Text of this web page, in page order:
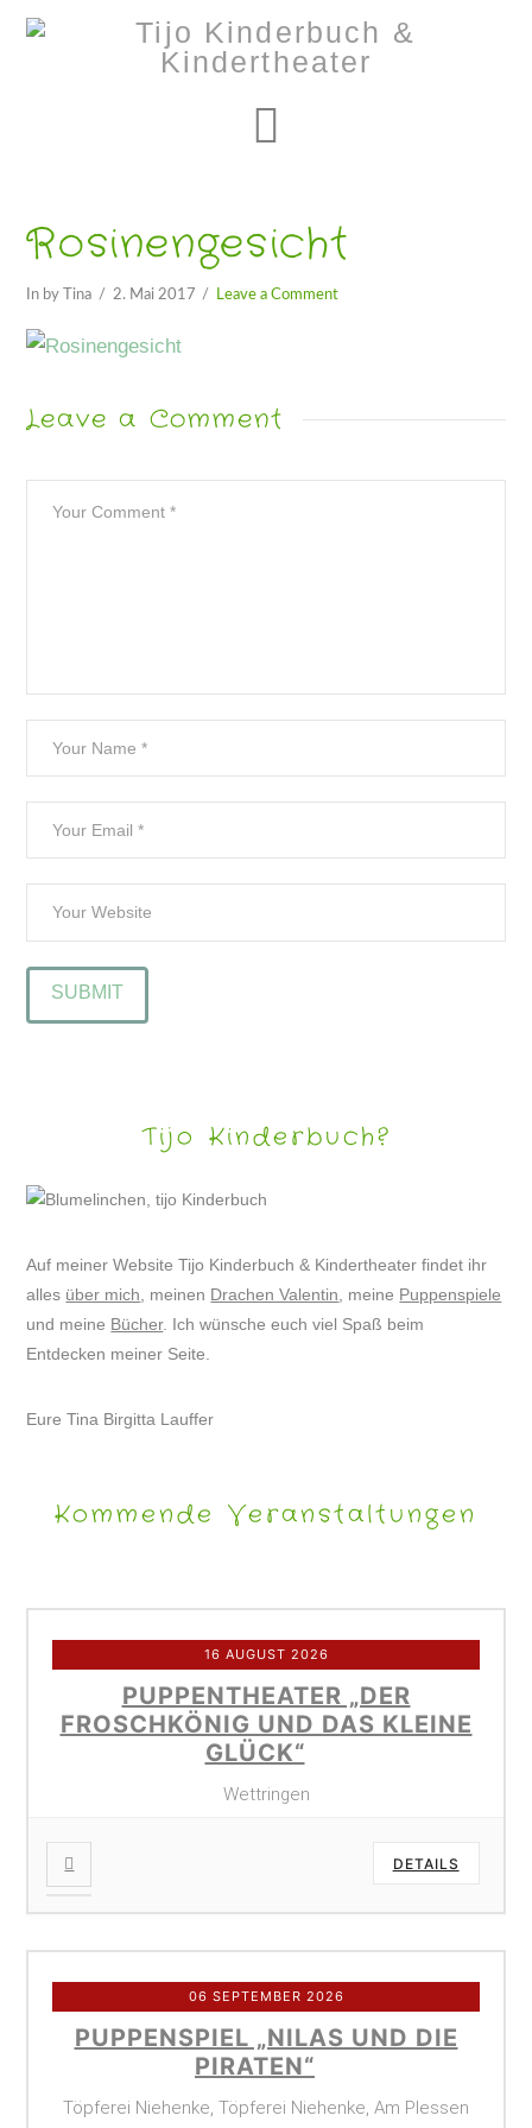
Rosinengesicht
In by Tina 2. Mai 2017 Leave a Comment
Leave a Comment
Tijo Kinderbuch?
Auf meiner Website Tijo Kinderbuch & Kindertheater findet ihr
alles über mich , meinen Drachen Valentin , meine Puppenspiele
und meine Bücher. Ich wünsche euch viel Spaß beim
Entdecken meiner Seite.
Eure Tina Birgitta Lauffer
Kommende Veranstaltungen
16 AUGUST 2026
PUPPENTHEATER „DER
FROSCHKÖNIG UND DAS KLEINE
GLÜCK“
Wettringen
DETAILS
06 SEPTEMBER 2026
PUPPENSPIEL „NILAS UND DIE
PIRATEN“
Töpferei Niehenke, Töpferei Niehenke, Am Plessen